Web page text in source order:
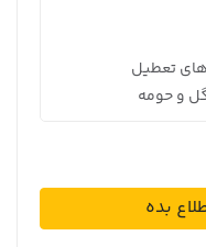
و حومه
بده